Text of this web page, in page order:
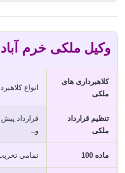
وکیل ملکی خرم
کلاهبرداری های
ملکی
انواع
تنظیم قرارداد
ملکی
قرارداد
و..
ماده 100 تمامی تخریب